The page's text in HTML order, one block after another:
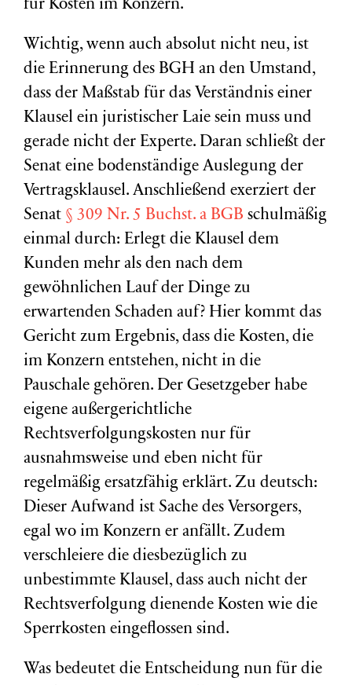
für Kosten im Konzern.
Wichtig, wenn auch absolut nicht neu, ist
die Erinnerung des BGH an den Umstand,
dass der Maßstab für das Verständnis einer
Klausel ein juristischer Laie sein muss und
gerade nicht der Experte. Daran schließt der
Senat eine bodenständige Auslegung der
Vertragsklausel. Anschließend exerziert der
Senat § 309 Nr. 5 Buchst. a BGB schulmäßig
einmal durch: Erlegt die Klausel dem
Kunden mehr als den nach dem
gewöhnlichen Lauf der Dinge zu
erwartenden Schaden auf? Hier kommt das
Gericht zum Ergebnis, dass die Kosten, die
im Konzern entstehen, nicht in die
Pauschale gehören. Der Gesetzgeber habe
eigene außergerichtliche
Rechtsverfolgungskosten nur für
ausnahmsweise und eben nicht für
regelmäßig ersatzfähig erklärt. Zu deutsch:
Dieser Aufwand ist Sache des Versorgers,
egal wo im Konzern er anfällt. Zudem
verschleiere die diesbezüglich zu
unbestimmte Klausel, dass auch nicht der
Rechtsverfolgung dienende Kosten wie die
Sperrkosten eingeflossen sind.
Was bedeutet die Entscheidung nun für die